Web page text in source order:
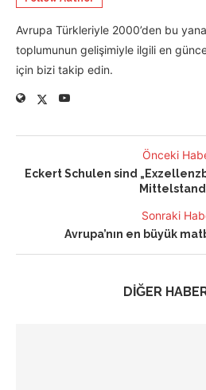
Avrupa Türkleriyle 2000’den bu
toplumunun gelişimiyle ilgili en
için bizi takip edin.
Önceki
Eckert Schulen sind
Sonraki
Avrupa’nın en büyük
DİĞER